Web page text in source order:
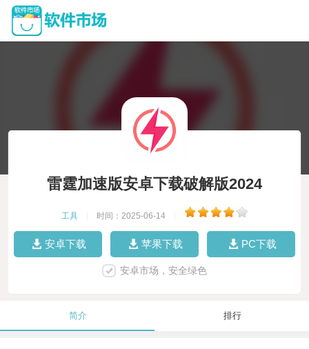
雷霆加速版安卓下载破解版2024
工具 时间：2025-06-14
安卓下载 苹果下载 PC下载
安卓市场，安全绿色
简介 排行